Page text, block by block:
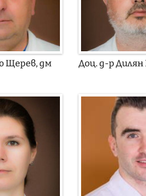
Щерев, дм Доц. д-р